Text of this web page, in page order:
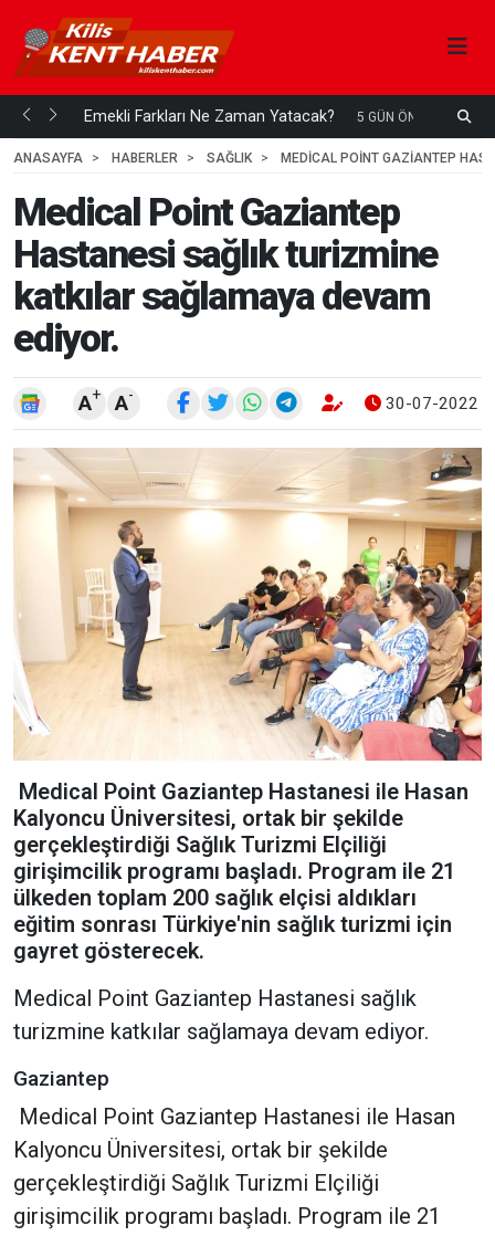
mi... Emekli Farkları Ne Zaman Yatacak? 5 GÜN ÖNCE
ANASAYFA
HABERLER SAĞLIK MEDICAL POINT GAZIANTEP
Medical Point Gaziantep
Hastanesi sağlık turizmine
katkılar sağlamaya devam
ediyor.
A+ A- 30-07-2022
Medical Point Gaziantep Hastanesi ile Hasan
Kalyoncu Üniversitesi, ortak bir şekilde
gerçekleştirdiği Sağlık Turizmi Elçiliği
girişimcilik programı başladı. Program ile 21
ülkeden toplam 200 sağlık elçisi aldıkları
eğitim sonrası Türkiye'nin sağlık turizmi için
gayret gösterecek.
Medical Point Gaziantep Hastanesi sağlık
turizmine katkılar sağlamaya devam ediyor.
Gaziantep
Medical Point Gaziantep Hastanesi ile Hasan
Kalyoncu Üniversitesi, ortak bir şekilde
gerçekleştirdiği Sağlık Turizmi Elçiliği
girişimcilik programı başladı. Program ile 21